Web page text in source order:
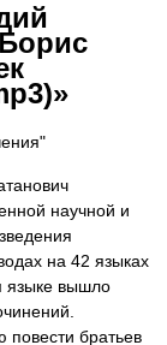
научной и
на 42 языках
языке вышло
братьев